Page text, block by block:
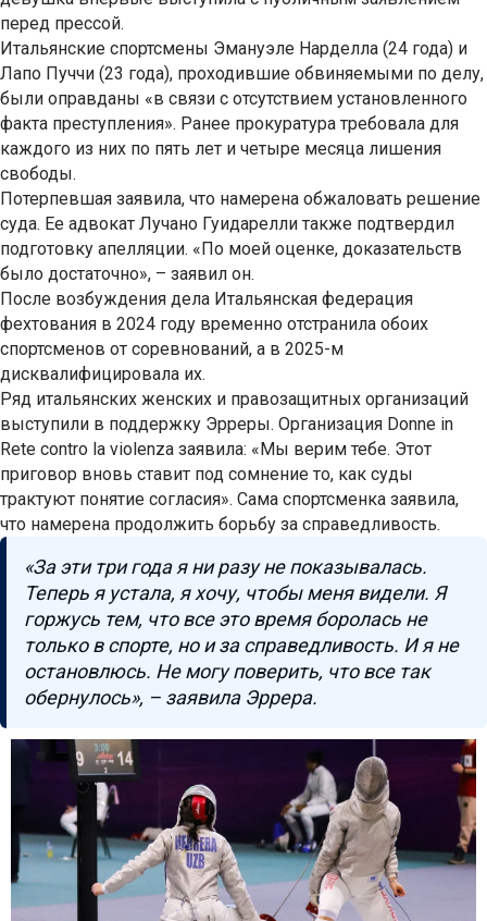
перед прессой.
Итальянские спортсмены Эмануэле Нарделла (24 года) и
Лапо Пуччи (23 года), проходившие обвиняемыми по делу,
были оправданы «в связи с отсутствием установленного
факта преступления». Ранее прокуратура требовала для
каждого из них по пять лет и четыре месяца лишения
свободы.
Потерпевшая заявила, что намерена обжаловать решение
суда. Ее адвокат Лучано Гуидарелли также подтвердил
подготовку апелляции. «По моей оценке, доказательств
было достаточно», – заявил он.
После возбуждения дела Итальянская федерация
фехтования в 2024 году временно отстранила обоих
спортсменов от соревнований, а в 2025-м
дисквалифицировала их.
Ряд итальянских женских и правозащитных организаций
выступили в поддержку Эрреры. Организация Donne in
Rete contro la violenza заявила: «Мы верим тебе. Этот
приговор вновь ставит под сомнение то, как суды
трактуют понятие согласия». Сама спортсменка заявила,
что намерена продолжить борьбу за справедливость.
«За эти три года я ни разу не показывалась.
Теперь я устала, я хочу, чтобы меня видели. Я
горжусь тем, что все это время боролась не
только в спорте, но и за справедливость. И я не
остановлюсь. Не могу поверить, что все так
обернулось», – заявила Эррера.